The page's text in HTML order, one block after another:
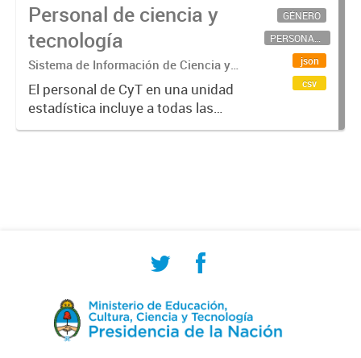
Personal de ciencia y
tecnología
Sistema de Información de Ciencia y
Tecnología Argentino (SICYTAR)
El personal de CyT en una unidad
estadística incluye a todas las
personas involucradas
GÉNERO
PERSONAL CIENTÍFICO-TECNOLÓGICO
json
csv